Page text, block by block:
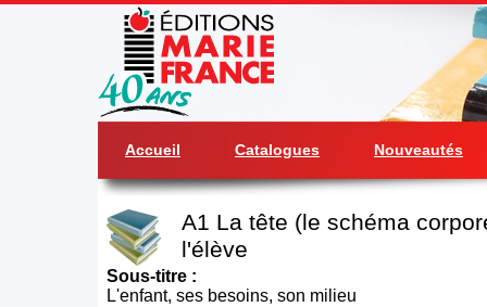
Accueil Catalogues Nouveautés
A1 La tête (le schéma
l'élève
Sous-titre :
L'enfant, ses besoins, son milieu